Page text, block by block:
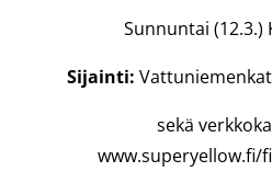
Sunnuntai (12.3.)
Sijainti:
sekä
www.superyellow.fi/